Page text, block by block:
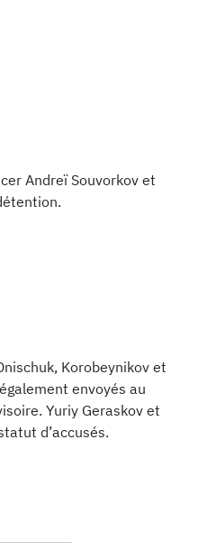
Andreï Souvorkov et
Korobeynikov et
envoyés au
Yuriy Geraskov et
d’accusés.